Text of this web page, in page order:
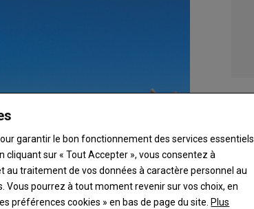
garantir le bon fonctionnement des services essentiels
cliquant sur « Tout Accepter », vous consentez à
au traitement de vos données à caractère personnel au
Vous pourrez à tout moment revenir sur vos choix, en
préférences cookies » en bas de page du site. Plus